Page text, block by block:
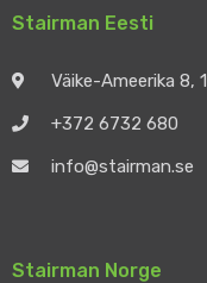
Stairman Eesti
Väike-Ameerika 8,
+372 6732 680
info@stairman.se
Stairman Norge